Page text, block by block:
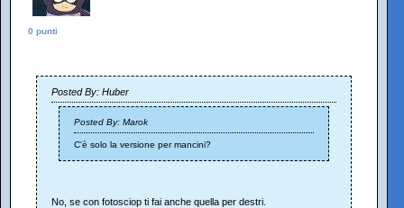
0 punti
Posted By: Huber
Posted By: Marok
C'è solo la versione per mancini?
No, se con fotosciop ti fai anche quella per destri.